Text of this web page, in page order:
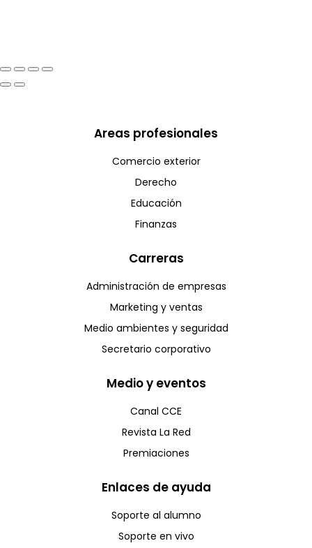
Areas profesionales
Comercio exterior
Derecho
Educación
Finanzas
Carreras
Administración de empresas
Marketing y ventas
Medio ambientes y seguridad
Secretario corporativo
Medio y eventos
Canal CCE
Revista La Red
Premiaciones
Enlaces de ayuda
Soporte al alumno
Soporte en vivo